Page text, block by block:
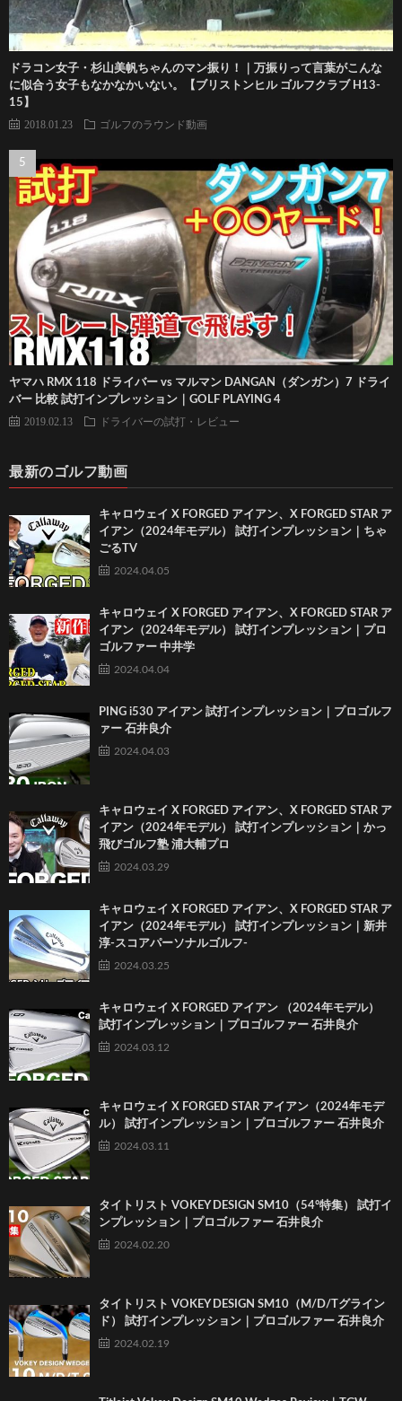
ドラコン女子・杉山美帆ちゃんのマン振り！｜万振りって言葉がこんな
に似合う女子もなかなかいない。【ブリストンヒル ゴルフクラブ H13-
15】
2018.01.23 ゴルフのラウンド動画
ヤマハ RMX 118 ドライバー vs マルマン DANGAN（ダンガン）7 ドライ
バー 比較 試打インプレッション｜GOLF PLAYING 4
2019.02.13 ドライバーの試打・レビュー
最新のゴルフ動画
キャロウェイ X FORGED アイアン、X FORGED STAR ア
イアン（2024年モデル） 試打インプレッション｜ちゃ
ごるTV
2024.04.05
キャロウェイ X FORGED アイアン、X FORGED STAR ア
イアン（2024年モデル） 試打インプレッション｜プロ
ゴルファー 中井学
2024.04.04
PING i530 アイアン 試打インプレッション｜プロゴルフ
ァー 石井良介
2024.04.03
キャロウェイ X FORGED アイアン、X FORGED STAR ア
イアン（2024年モデル） 試打インプレッション｜かっ
飛びゴルフ塾 浦大輔プロ
2024.03.29
キャロウェイ X FORGED アイアン、X FORGED STAR ア
イアン（2024年モデル） 試打インプレッション｜新井
淳-スコアパーソナルゴルフ-
2024.03.25
キャロウェイ X FORGED アイアン （2024年モデル）
試打インプレッション｜プロゴルファー 石井良介
2024.03.12
キャロウェイ X FORGED STAR アイアン（2024年モデ
ル） 試打インプレッション｜プロゴルファー 石井良介
2024.03.11
タイトリスト VOKEY DESIGN SM10（54°特集） 試打イ
ンプレッション｜プロゴルファー 石井良介
2024.02.20
タイトリスト VOKEY DESIGN SM10（M/D/Tグライン
ド） 試打インプレッション｜プロゴルファー 石井良介
2024.02.19